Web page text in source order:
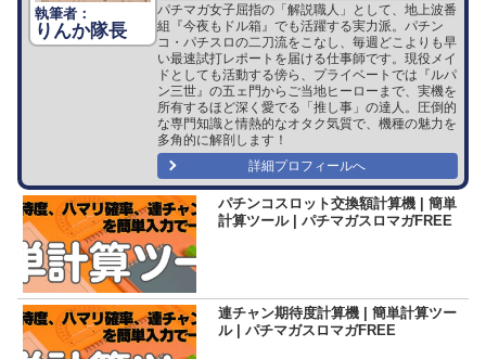
りんか隊長
パチマガ女子屈指の「解説職人」として、地上波番
組『今夜もドル箱』でも活躍する実力派。パチン
コ・パチスロの二刀流をこなし、毎週どこよりも早
い最速試打レポートを届ける仕事師です。現役メイ
ドとしても活動する傍ら、プライベートでは『ルパ
ン三世』の五ェ門からご当地ヒーローまで、実機を
所有するほど深く愛でる「推し事」の達人。圧倒的
な専門知識と情熱的なオタク気質で、機種の魅力を
多角的に解剖します！
詳細プロフィールへ
パチンコスロット交換額計算機 | 簡単
計算ツール | パチマガスロマガFREE
連チャン期待度計算機 | 簡単計算ツー
ル | パチマガスロマガFREE